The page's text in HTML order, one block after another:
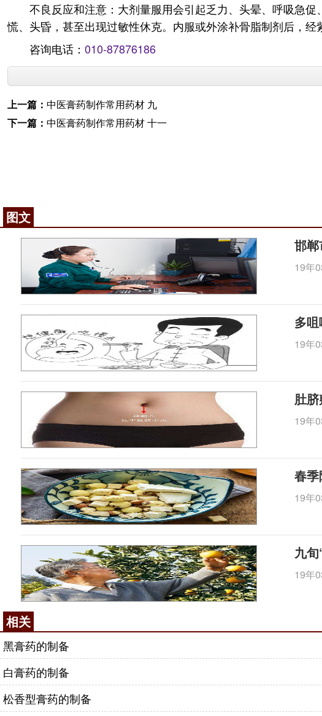
不良反应和注意：大剂量服用会引起乏力、头晕、呼吸急
慌、头昏，甚至出现过敏性休克。内服或外涂补骨脂制剂后，
咨询电话： 010-87876186
上一篇： 中医膏药制作常用药材 九
下一篇： 中医膏药制作常用药材 十一
图文
邯
19年
多
19年
肚
19年
春
19年
九
19年
相关
黑膏药的制备
白膏药的制备
松香型膏药的制备